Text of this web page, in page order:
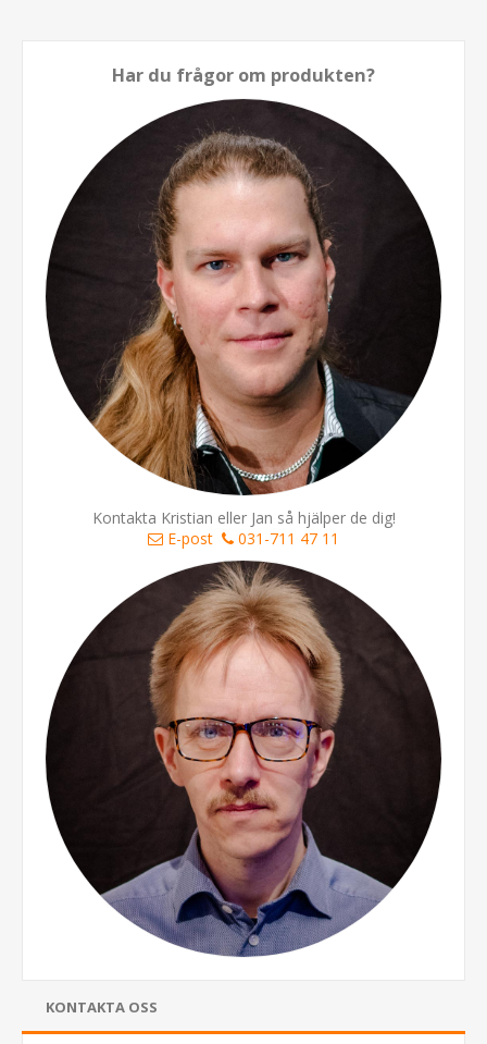
Har du frågor om produkten?
Kontakta Kristian eller Jan så hjälper de dig!
E-post
031-711 47 11
KONTAKTA OSS